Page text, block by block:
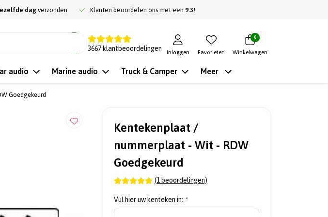
dag verzonden Klanten beoordelen ons met een 9.3!
3667 klantbeoordelingen
Inloggen Favorieten
0
Winkelwagen
audio Marine audio Truck & Camper Meer
Goedgekeurd
Kentekenplaat /
nummerplaat - Wit - RDW
Goedgekeurd
(1 beoordelingen)
Vul hier uw kenteken in: *